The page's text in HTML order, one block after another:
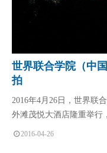
世界联合学院（中
拍
2016年4月26日，世界联
外滩茂悦大酒店隆重举行
2016-04-26